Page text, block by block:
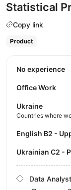
Statistical
Copy link
Product
No experience
Office Work
Ukraine
Countries where
English B2 -
Ukrainian C2 -
Data Analyst